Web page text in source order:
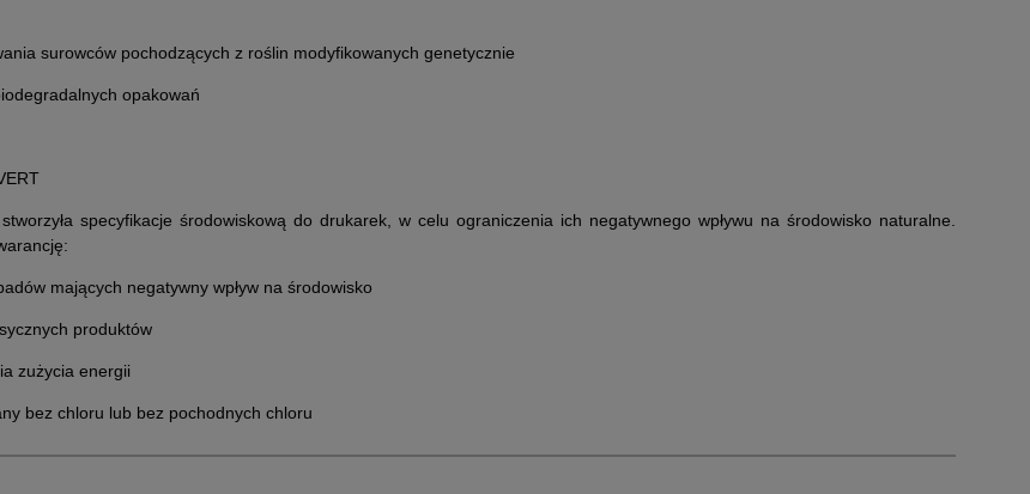
surowców pochodzących z roślin modyfikowanych genetycznie
opakowań
specyfikacje środowiskową do drukarek, w celu ograniczenia ich negatywnego wpływu na środowisko naturalne.
mających negatywny wpływ na środowisko
produktów
zużycia energii
bez chloru lub bez pochodnych chloru